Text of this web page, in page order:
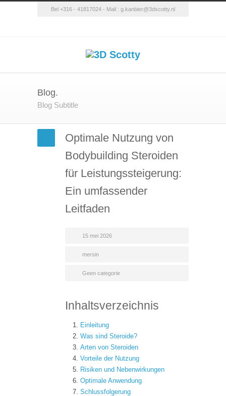
Bel +316 - 41817024 - Mail : g.kanbier@3dscotty.nl
Blog.
Blog Subtitle
Optimale Nutzung von
Bodybuilding Steroiden
für Leistungssteigerung:
Ein umfassender
Leitfaden
15 mei 2026
mersin
Geen categorie
Inhaltsverzeichnis
Einleitung
Was sind Steroide?
Arten von Steroiden
Vorteile der Nutzung
Risiken und Nebenwirkungen
Optimale Anwendung
Schlussfolgerung